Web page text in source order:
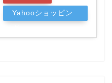
Yahooショッピン